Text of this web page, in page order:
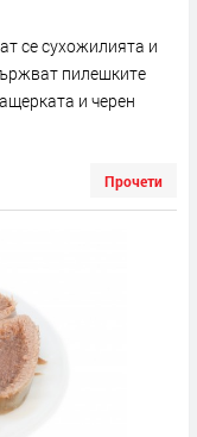
се сухожилията и
пилешките
и черен
Прочети